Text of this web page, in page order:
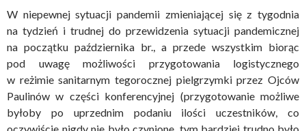
W niepewnej sytuacji pandemii zmieniającej się z tygodnia
na tydzień i trudnej do przewidzenia sytuacji pandemicznej
na początku października br., a przede wszystkim biorąc
pod uwagę możliwości przygotowania logistycznego
w reżimie sanitarnym tegorocznej pielgrzymki przez Ojców
Paulinów w części konferencyjnej (przygotowanie możliwe
byłoby po uprzednim podaniu ilości uczestników, co